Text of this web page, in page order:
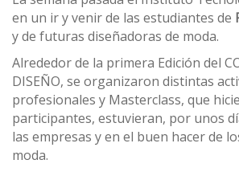
en un ir y venir de las estudiantes de
y de futuras diseñadoras de moda.
Alrededor de la primera Edición del
DISEÑO, se organizaron distintas
profesionales y Masterclass, que
participantes, estuvieran, por unos
las empresas y en el buen hacer de
moda.